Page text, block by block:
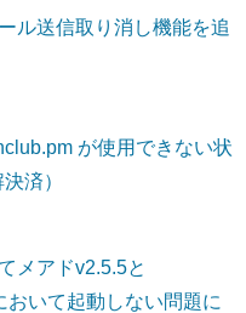
ル送信取り消し機能を追
が使用できない状
済）
メアドv2.5.5と
いて起動しない問題に